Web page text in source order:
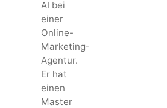
AI bei
einer
Online-
Marketing-
Agentur.
Er hat
einen
Master